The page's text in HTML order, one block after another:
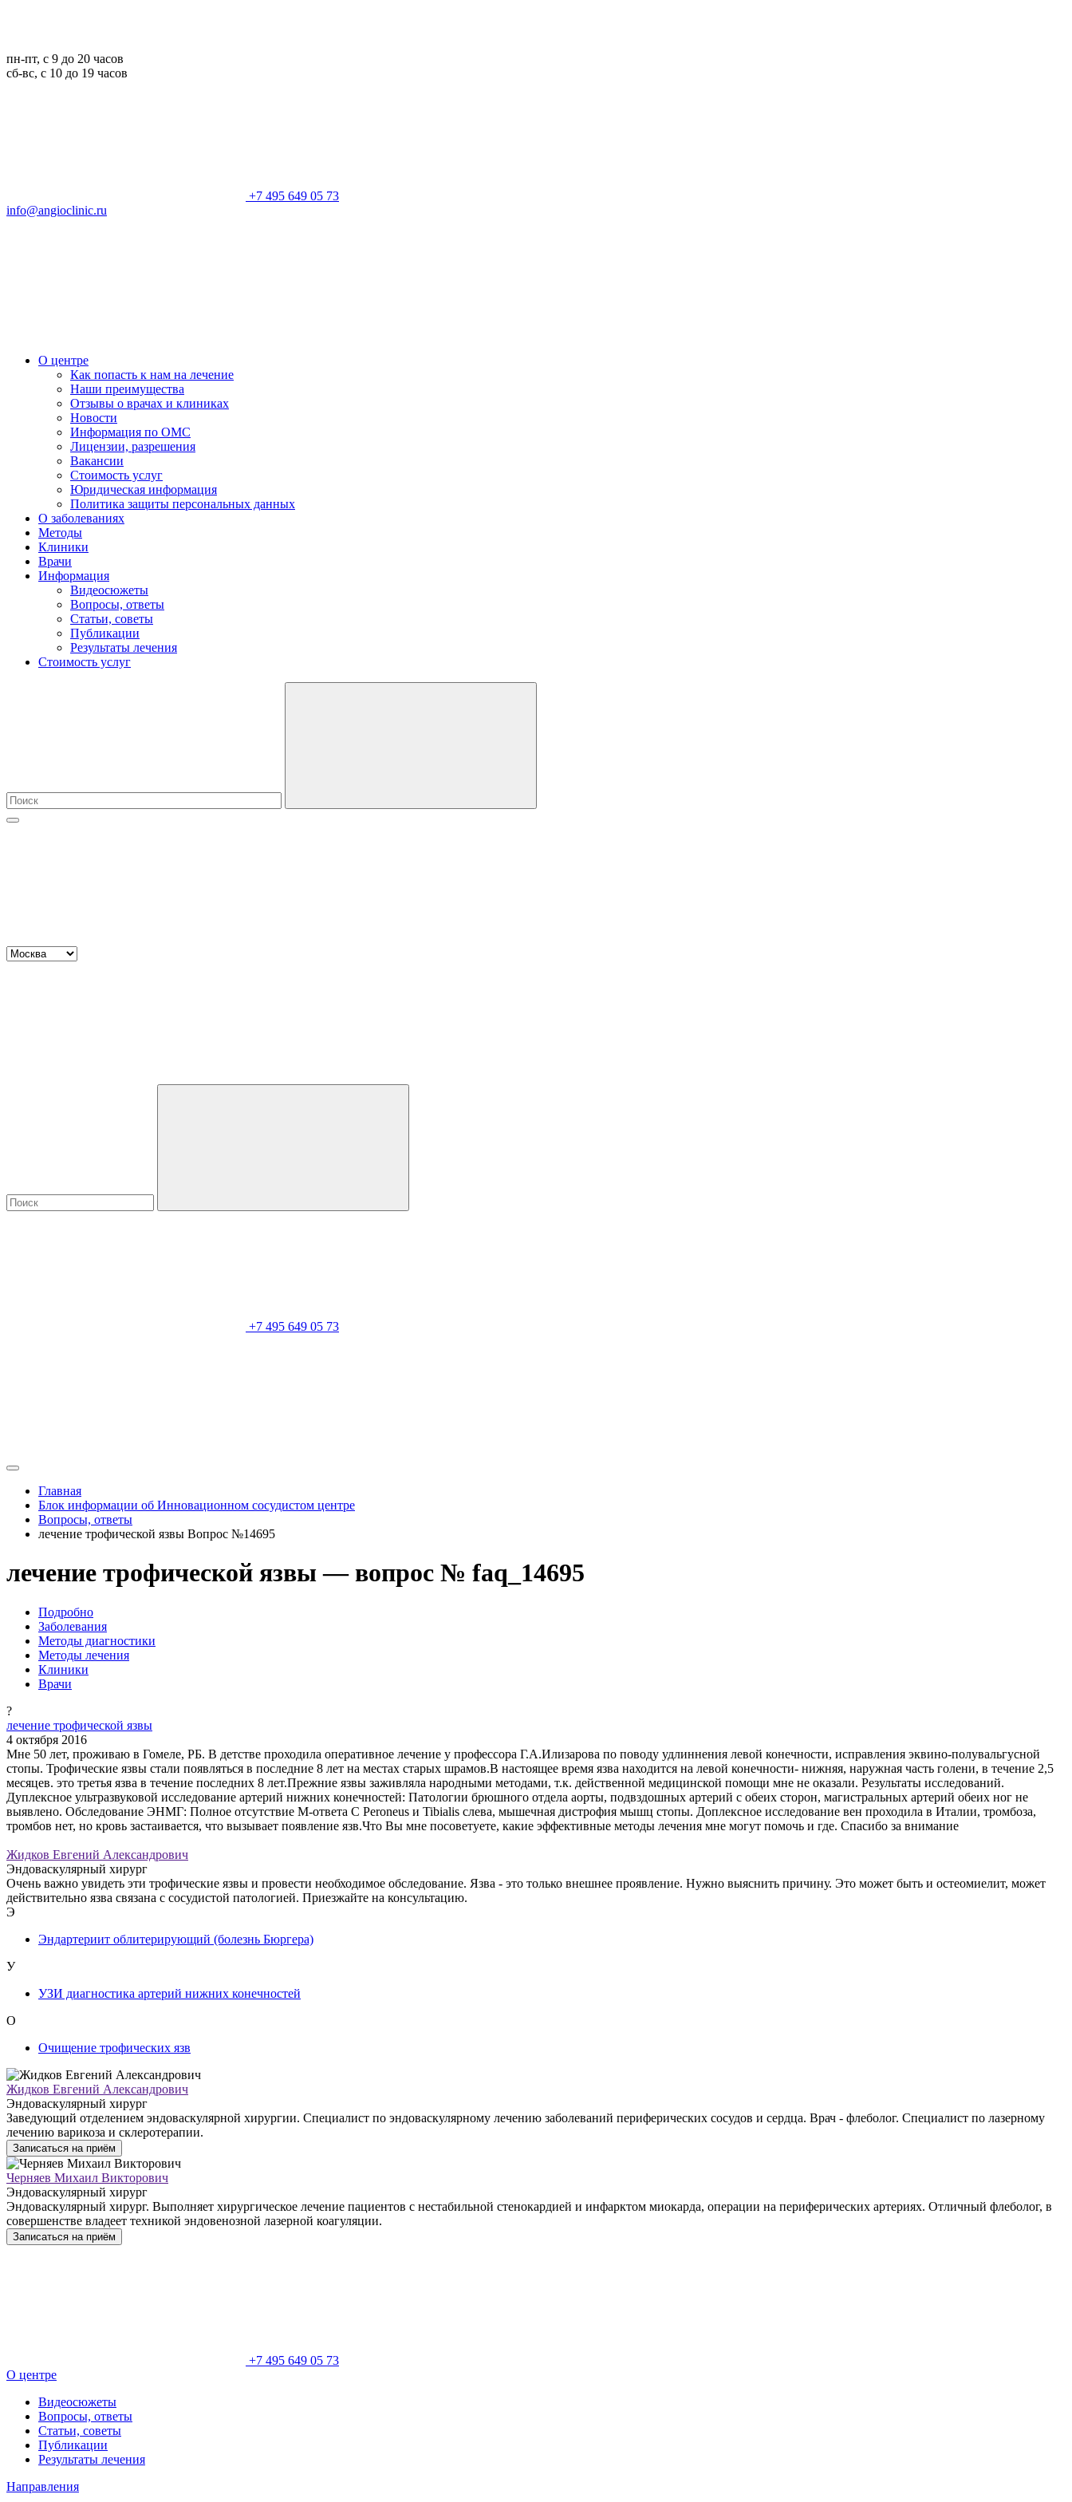
пн-пт, с 9 до 20 часов
сб-вс, с 10 до 19 часов
+7 495 649 05 73
info@angioclinic.ru
О центре
Как попасть к нам на лечение
Наши преимущества
Отзывы о врачах и клиниках
Новости
Информация по ОМС
Лицензии, разрешения
Вакансии
Стоимость услуг
Юридическая информация
Политика защиты персональных данных
О заболеваниях
Методы
Клиники
Врачи
Информация
Видеосюжеты
Вопросы, ответы
Статьи, советы
Публикации
Результаты лечения
Стоимость услуг
+7 495 649 05 73
Главная
Блок информации об Инновационном сосудистом центре
Вопросы, ответы
лечение трофической язвы Вопрос №14695
лечение трофической язвы — вопрос № faq_14695
Подробно
Заболевания
Методы диагностики
Методы лечения
Клиники
Врачи
?
лечение трофической язвы
4 октября 2016
Мне 50 лет, проживаю в Гомеле, РБ. В детстве проходила оперативное лечение у профессора Г.А.Илизарова по поводу удлиннения левой конечности, исправления эквино-полувальгусной
стопы. Трофические язвы стали появляться в последние 8 лет на местах старых шрамов.В настоящее время язва находится на левой конечности- нижняя, наружная часть голени, в течение 2,5
месяцев. это третья язва в течение последних 8 лет.Прежние язвы заживляла народными методами, т.к. действенной медицинской помощи мне не оказали. Результаты исследований.
Дуплексное ультразвуковой исследование артерий нижних конечностей: Патологии брюшного отдела аорты, подвздошных артерий с обеих сторон, магистральных артерий обеих ног не
выявлено. Обследование ЭНМГ: Полное отсутствие М-ответа С Peroneus и Tibialis слева, мышечная дистрофия мышц стопы. Доплексное исследование вен проходила в Италии, тромбоза,
тромбов нет, но кровь застаивается, что вызывает появление язв.Что Вы мне посоветуете, какие эффективные методы лечения мне могут помочь и где. Спасибо за внимание
Жидков Евгений Александрович
Эндоваскулярный хирург
Очень важно увидеть эти трофические язвы и провести необходимое обследование. Язва - это только внешнее проявление. Нужно выяснить причину. Это может быть и остеомиелит, может
действительно язва связана с сосудистой патологией. Приезжайте на консультацию.
Э
Эндартериит облитерирующий (болезнь Бюргера)
У
УЗИ диагностика артерий нижних конечностей
О
Очищение трофических язв
Жидков Евгений Александрович
Эндоваскулярный хирург
Заведующий отделением эндоваскулярной хирургии. Специалист по эндоваскулярному лечению заболеваний периферических сосудов и сердца. Врач - флеболог. Специалист по лазерному
лечению варикоза и склеротерапии.
Записаться на приём
Черняев Михаил Викторович
Эндоваскулярный хирург
Эндоваскулярный хирург. Выполняет хирургическое лечение пациентов с нестабильной стенокардией и инфарктом миокарда, операции на периферических артериях. Отличный флеболог, в
совершенстве владеет техникой эндовенозной лазерной коагуляции.
Записаться на приём
+7 495 649 05 73
О центре
Видеосюжеты
Вопросы, ответы
Статьи, советы
Публикации
Результаты лечения
Направления